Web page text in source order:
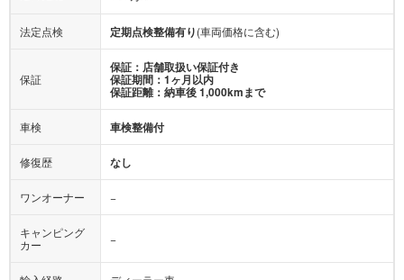
法定点検 定期点検整備有り(車両価格に含む)
保証
保証：店舗取扱い保証付き
保証期間：1ヶ月以内
保証距離：納車後 1,000kmまで
車検 車検整備付
修復歴 なし
ワンオーナー −
キャンピング
カー
−